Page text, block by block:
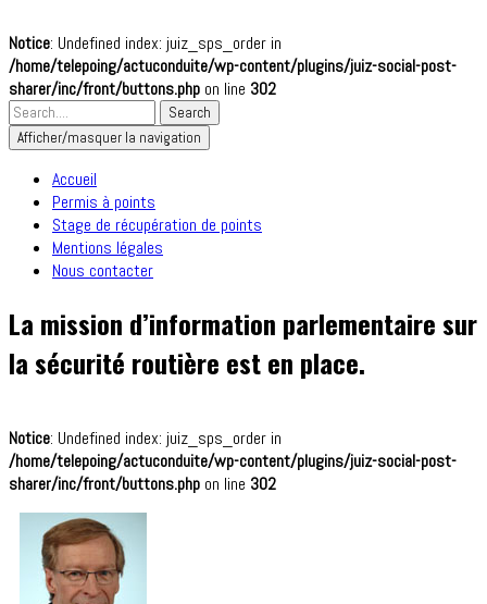
Notice: Undefined index: juiz_sps_order in
/home/telepoing/actuconduite/wp-content/plugins/juiz-social-post-
sharer/inc/front/buttons.php on line 302
Afficher/masquer la navigation
Accueil
Permis à points
Stage de récupération de points
Mentions légales
Nous contacter
La mission d’information parlementaire sur
la sécurité routière est en place.
Notice: Undefined index: juiz_sps_order in
/home/telepoing/actuconduite/wp-content/plugins/juiz-social-post-
sharer/inc/front/buttons.php on line 302